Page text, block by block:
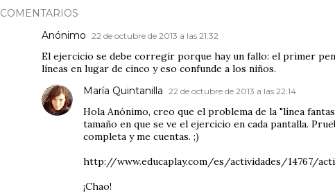
COMENTARIOS
Anónimo 22 de octubre de 2013 a las 21:32
El ejercicio se debe corregir porque hay un fallo: el primer
líneas en lugar de cinco y eso confunde a los niños.
María Quintanilla 22 de octubre de 2013 a las 22:14
Hola Anónimo, creo que el problema de la "línea
tamaño en que se ve el ejercicio en cada pantalla.
completa y me cuentas. ;)
http://www.educaplay.com/es/actividades/14767/
¡Chao!